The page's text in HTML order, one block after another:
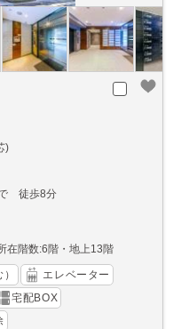
)
で 徒歩8分
在階数:6階・地上13階
エレベーター
宅配BOX